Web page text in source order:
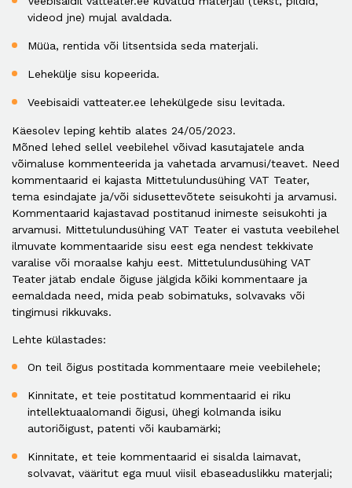
videod jne) mujal avaldada.
Müüa, rentida või litsentsida seda materjali.
Lehekülje sisu kopeerida.
Veebisaidi vatteater.ee lehekülgede sisu levitada.
Käesolev leping kehtib alates 24/05/2023.
Mõned lehed sellel veebilehel võivad kasutajatele anda
võimaluse kommenteerida ja vahetada arvamusi/teavet. Need
kommentaarid ei kajasta Mittetulundusühing VAT Teater,
tema esindajate ja/või sidusettevõtete seisukohti ja arvamusi.
Kommentaarid kajastavad postitanud inimeste seisukohti ja
arvamusi. Mittetulundusühing VAT Teater ei vastuta veebilehel
ilmuvate kommentaaride sisu eest ega nendest tekkivate
varalise või moraalse kahju eest. Mittetulundusühing VAT
Teater jätab endale õiguse jälgida kõiki kommentaare ja
eemaldada need, mida peab sobimatuks, solvavaks või
tingimusi rikkuvaks.
Lehte külastades:
On teil õigus postitada kommentaare meie veebilehele;
Kinnitate, et teie postitatud kommentaarid ei riku
intellektuaalomandi õigusi, ühegi kolmanda isiku
autoriõigust, patenti või kaubamärki;
Kinnitate, et teie kommentaarid ei sisalda laimavat,
solvavat, vääritut ega muul viisil ebaseaduslikku materjali;